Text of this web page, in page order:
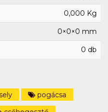
0,000 Kg
0×0×0 mm
0 db
pogácsa